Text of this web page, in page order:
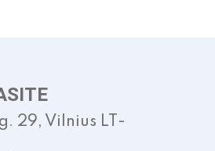
29, Vilnius LT-